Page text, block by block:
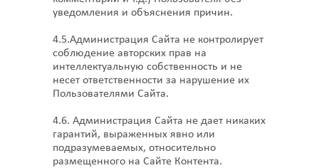
уведомления и объяснения причин.
4.5.Администрация Сайта не контролирует
соблюдение авторских прав на
интеллектуальную собственность и не
несет ответственности за нарушение их
Пользователями Сайта.
4.6. Администрация Сайта не дает никаких
гарантий, выраженных явно или
подразумеваемых, относительно
размещенного на Сайте Контента.